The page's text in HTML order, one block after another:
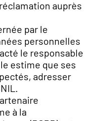
auprès
par le
personnelles
le responsable
estime que ses
adresser
à la